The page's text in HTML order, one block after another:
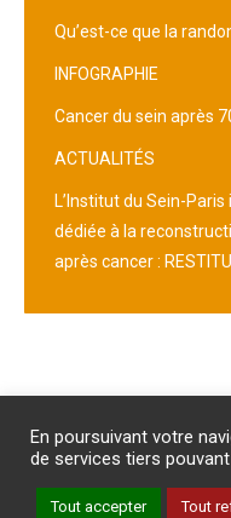
Qu’est-ce que la
INFOGRAPHIE
Cancer du sein après
ACTUALITÉS
L’Institut du Sein-
dédiée à la
après cancer :
PROTECTION
Copyright
En poursuivant votre
de services tiers
Tout accepter Tout